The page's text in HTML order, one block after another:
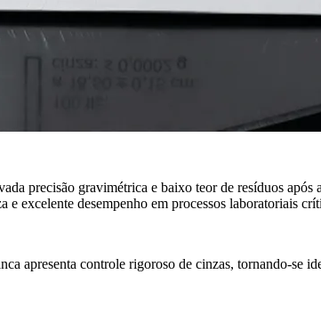
precisão gravimétrica e baixo teor de resíduos
excelente desempenho em processos laboratoriais
apresenta controle rigoroso de cinzas, tornando-se